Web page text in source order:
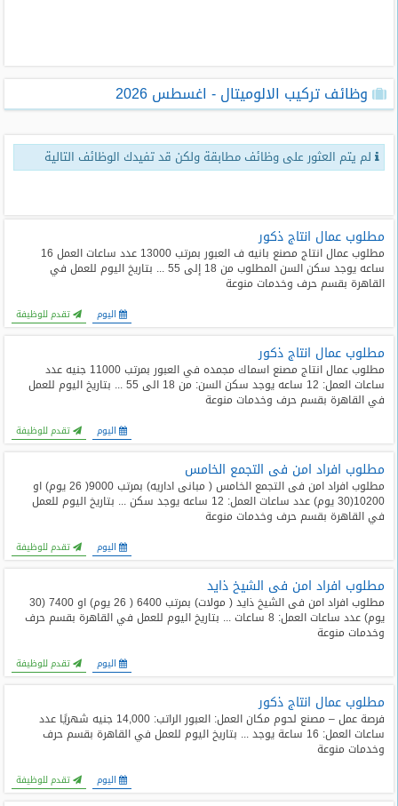
تصفح
الوظائف
وظائف
اليوم
السعودية
اليوم
وظائف
مصر
وظائف
حكومية
المدونة
وظائف تركيب الالوميتال - اغسطس 2026
لم يتم العثور على وظائف مطابقة ولكن قد تفيدك الوظائف التالية
مطلوب عمال انتاج ذكور
مطلوب عمال انتاج مصنع بانيه ف العبور بمرتب 13000 عدد ساعات العمل 16
ساعه يوجد سكن السن المطلوب من 18 إلى 55 ... بتاريخ اليوم للعمل في
القاهرة بقسم حرف وخدمات منوعة
اليوم تقدم للوظيفة
مطلوب عمال انتاج ذكور
مطلوب عمال انتاج مصنع اسماك مجمده في العبور بمرتب 11000 جنيه عدد
ساعات العمل: 12 ساعه يوجد سكن السن: من 18 الى 55 ... بتاريخ اليوم للعمل
في القاهرة بقسم حرف وخدمات منوعة
اليوم تقدم للوظيفة
مطلوب افراد امن فى التجمع الخامس
مطلوب افراد امن فى التجمع الخامس ( مبانى اداريه) بمرتب 9000( 26 يوم) او
10200(30 يوم) عدد ساعات العمل: 12 ساعه يوجد سكن ... بتاريخ اليوم للعمل
في القاهرة بقسم حرف وخدمات منوعة
اليوم تقدم للوظيفة
مطلوب افراد امن فى الشيخ ذايد
مطلوب افراد امن فى الشيخ ذايد ( مولات) بمرتب 6400 ( 26 يوم) او 7400 (30
يوم) عدد ساعات العمل: 8 ساعات ... بتاريخ اليوم للعمل في القاهرة بقسم حرف
وخدمات منوعة
اليوم تقدم للوظيفة
مطلوب عمال انتاج ذكور
فرصة عمل – مصنع لحوم مكان العمل: العبور الراتب: 14,000 جنيه شهريًا عدد
ساعات العمل: 16 ساعة يوجد ... بتاريخ اليوم للعمل في القاهرة بقسم حرف
وخدمات منوعة
اليوم تقدم للوظيفة